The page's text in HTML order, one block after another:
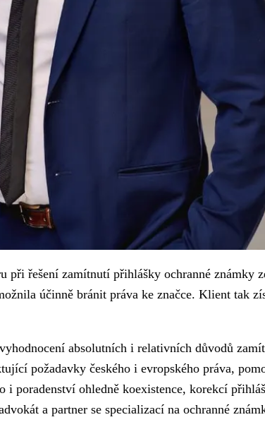
řešení zamítnutí přihlášky ochranné známky
účinně bránit práva ke značce. Klient tak
absolutních i relativních důvodů
požadavky českého i evropského práva,
poradenství ohledně koexistence, korekcí
a partner se specializací na ochranné